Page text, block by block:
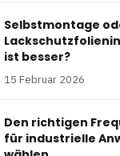
Selbstmontage
ist besser?
15 Februar 2026
Den richtigen
für industrielle